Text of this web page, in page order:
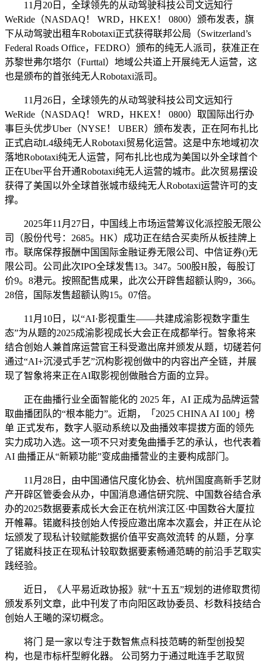
11月20日，全球领先的从动驾驶科技公司文远知行
WeRide（NASDAQ！ WRD，HKEX！ 0800）颁布发表，旗
下从动驾驶出租车Robotaxi正式获得联邦公局（Switzerland’s
Federal Roads Office，FEDRO）颁布的纯无人派司，获准正在
苏黎世弗尔塔尔（Furttal）地域公共道上开展纯无人运营，这
也是颁布的首张纯无人Robotaxi派司。
11月26日，全球领先的从动驾驶科技公司文远知行
WeRide（NASDAQ！ WRD，HKEX！ 0800）取国际出行办
事巨头优步Uber（NYSE！ UBER）颁布发表，正在阿布扎比
正式启动L4级纯无人Robotaxi贸易化运营。这是中东地域初次
落地Robotaxi纯无人运营，阿布扎比也成为美国以外全球首个
正在Uber平台开通Robotaxi纯无人运营的城市。此次贸易摆设
获得了美国以外全球首张城市级纯无人Robotaxi运营许可的支
撑。
2025年11月27日，中国线上市场运营筹议化派控股无限公
司（股份代号：2685。HK）成功正在结合买卖所从板挂牌上
市。联席保荐报酬中国国际金融证券无限公司、中信证券()无
限公司。公司此次IPO全球发售13。347。500股H股，每股订
价9。8港元。按照配售成果，此次公开辟售超额认购9，366。
28倍，国际发售超额认购15。07倍。
11月10日，以“AI·影视重生——共建成渝影视数字重生
态”为从题的2025成渝影视成长大会正在成都举行。智象将来
结合创始人兼首席运营官王科受邀出席并颁发从题，切磋若何
通过“AI+沉浸式手艺”沉构影视创做中的内容出产全链，并展
现了智象将来正在AI取影视创做融合方面的立异。
正在曲播行业全面智能化的 2025 年，AI 正成为品牌运营
取曲播团队的“根本能力”。近期，「2025 CHINA AI 100」榜
单 正式发布，数字人驱动系统以及曲播效率提拔方面的领先
实力成功入选。这一项不只对麦兔曲播手艺的承认，也代表着
AI 曲播正从“新颖功能”变成曲播营业的主要构成部门。
11月28日，由中国通信尺度化协会、杭州国度高新手艺财
产开辟区管委会从办，中国消息通信研究院、中国数谷结合承
办的2025数据要素成长大会正在杭州滨江区·中国数谷大厦拉
开帷幕。锘崴科技创始人传授应邀出席本次嘉会，并正在从论
坛颁发了现私计较赋能数据价值平安高效流转 的从题，分享
了锘崴科技正在现私计较取数据要素畅通范畴的前沿手艺取实
践经验。
近日，《人平易近政协报》就“十五五”规划的进修取贯彻
颁发系列文章，此中刊发了市向阳区政协委员、杉数科技结合
创始人王曦的深切概念。
将门 是一家以专注于数智焦点科技范畴的新型创投契
构，也是市标杆型孵化器。 公司努力于通过毗连手艺取贸